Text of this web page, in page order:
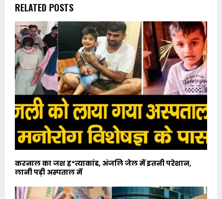
RELATED POSTS
करनाल का जश ह*त्याकांड, अंजलि जेल में इतनी परेशान,
लानी पड़ी अस्पताल में